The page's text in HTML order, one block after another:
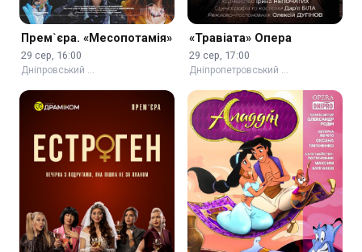
Прем`єра. «Месопотамія»
29 сер, 16:00
Дніпровський …
«Травіата» Опера
29 сер, 17:00
Дніпропетровський …